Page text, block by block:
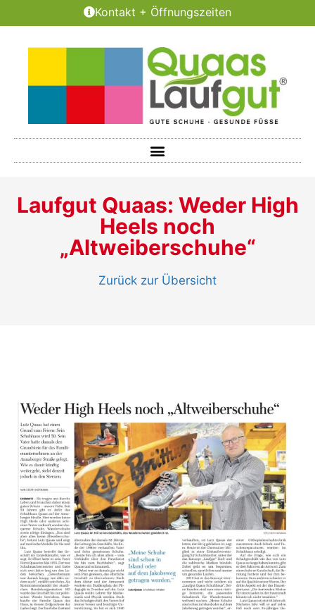
Kontakt + Öffnungszeiten
Laufgut Quaas: Weder High
Heels noch
„Altweiberschuhe“
Zurück zur Übersicht